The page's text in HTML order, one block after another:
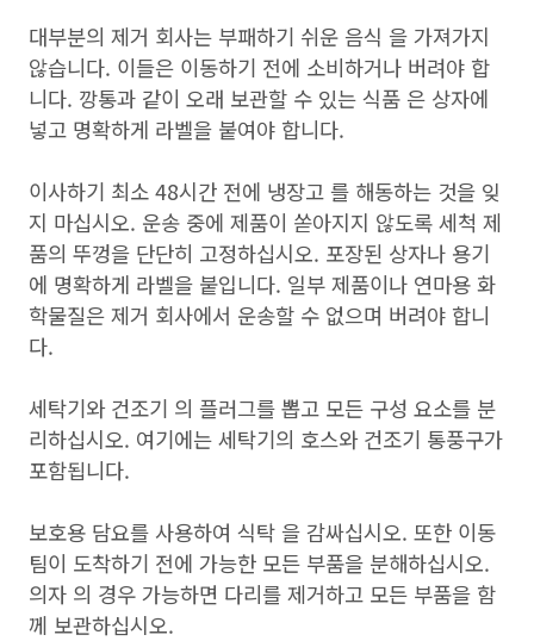
대부분의 제거 회사는 부패하기 쉬운 음식 을 가져가지
않습니다. 이들은 이동하기 전에 소비하거나 버려야 합
니다. 깡통과 같이 오래 보관할 수 있는 식품 은 상자에
넣고 명확하게 라벨을 붙여야 합니다.
이사하기 최소 48시간 전에 냉장고 를 해동하는 것을 잊
지 마십시오. 운송 중에 제품이 쏟아지지 않도록 세척 제
품의 뚜껑을 단단히 고정하십시오. 포장된 상자나 용기
에 명확하게 라벨을 붙입니다. 일부 제품이나 연마용 화
학물질은 제거 회사에서 운송할 수 없으며 버려야 합니
다.
세탁기와 건조기 의 플러그를 뽑고 모든 구성 요소를 분
리하십시오. 여기에는 세탁기의 호스와 건조기 통풍구가
포함됩니다.
보호용 담요를 사용하여 식탁 을 감싸십시오. 또한 이동
팀이 도착하기 전에 가능한 모든 부품을 분해하십시오.
의자 의 경우 가능하면 다리를 제거하고 모든 부품을 함
께 보관하십시오.